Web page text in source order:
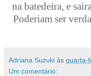
na batedeira, e
Poderiam ser
Adriana Suzuki às quarta-
Um comentário: